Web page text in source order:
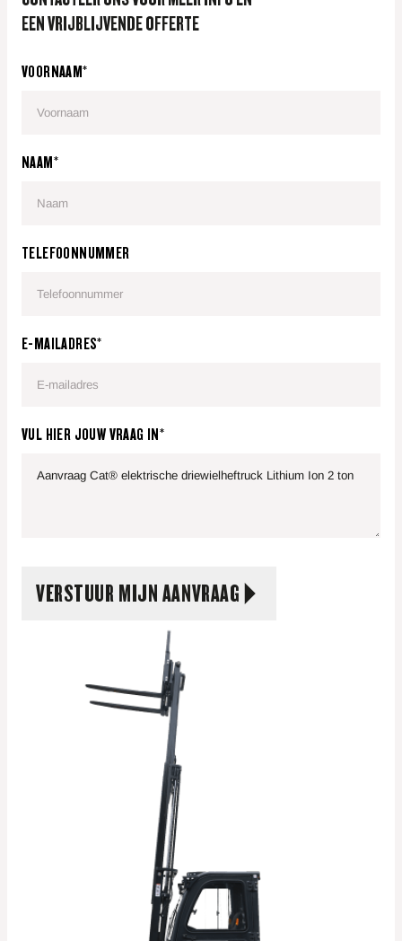
Perfect voor incidenteel gebruik
Gebruiksvriendelijk
EEN VRIJBLIJVENDE OFFERTE
VOORNAAM*
NAAM*
TELEFOONNUMMER
E-MAILADRES*
VUL HIER JOUW VRAAG IN*
VERSTUUR MIJN AANVRAAG